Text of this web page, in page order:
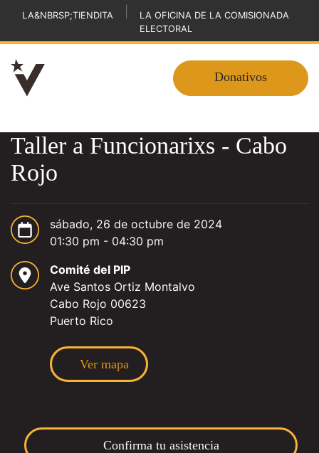
LA&NBRSP;TIENDITA
LA OFICINA DE LA COMISIONADA
ELECTORAL
Donativos
Taller a Funcionarixs - Cabo
Rojo
sábado, 26 de octubre de 2024
01:30 pm - 04:30 pm
Comité del PIP
Ave Santos Ortiz Montalvo
Cabo Rojo 00623
Puerto Rico
Ver mapa
Confirma tu asistencia